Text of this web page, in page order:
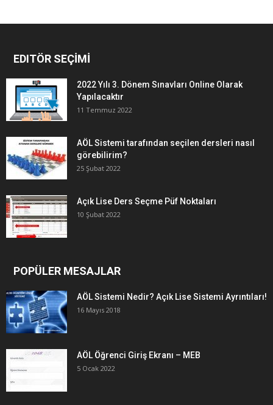
EDITÖR SEÇİMİ
2022 Yılı 3. Dönem Sınavları Online Olarak
Yapılacaktır
11 Temmuz 2022
AÖL Sistemi tarafından seçilen dersleri nasıl
görebilirim?
25 Şubat 2022
Açık Lise Ders Seçme Püf Noktaları
10 Şubat 2022
POPÜLER MESAJLAR
AÖL Sistemi Nedir? Açık Lise Sistemi Ayrıntıları!
16 Mayıs 2018
AÖL Öğrenci Giriş Ekranı – MEB
5 Ocak 2022